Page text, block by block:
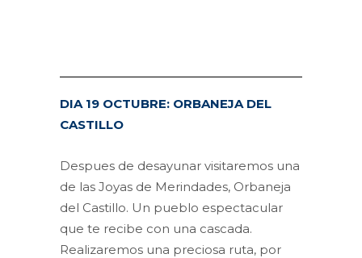
DIA 19 OCTUBRE: ORBANEJA DEL
CASTILLO
Despues de desayunar visitaremos una
de las Joyas de Merindades, Orbaneja
del Castillo. Un pueblo espectacular
que te recibe con una cascada.
Realizaremos una preciosa ruta, por